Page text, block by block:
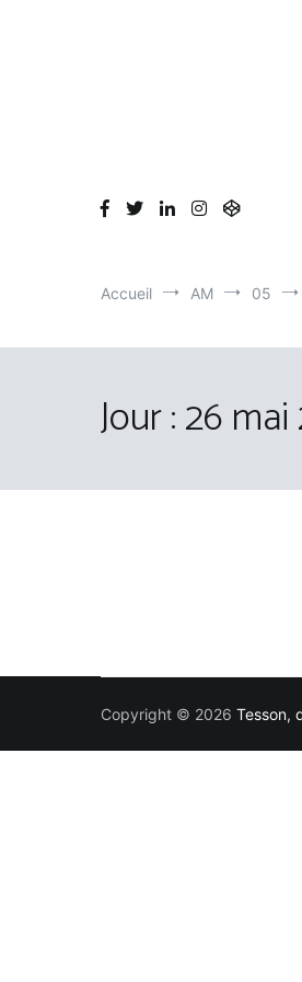
Accueil AM 05
Jour :26 mai
Copyright © 2026 Tesson,